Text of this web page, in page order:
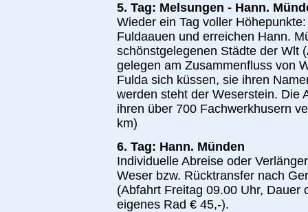
5. Tag: Melsungen - Hann.
Wieder ein Tag voller
Fuldaauen und erreichen Hann.
schönstgelegenen Städte der Wlt
gelegen am Zusammenfluss von
Fulda sich küssen, sie ihren
werden steht der Weserstein. Die
ihren über 700 Fachwerkhusern
km)
6. Tag: Hann. Münden
Individuelle Abreise oder
Weser bzw. Rücktransfer nach
(Abfahrt Freitag 09.00 Uhr, Dauer
eigenes Rad € 45,-).